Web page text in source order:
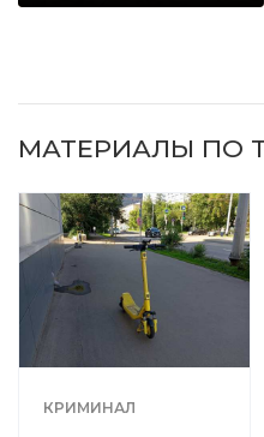
МАТЕРИАЛЫ ПО
КРИМИНАЛ